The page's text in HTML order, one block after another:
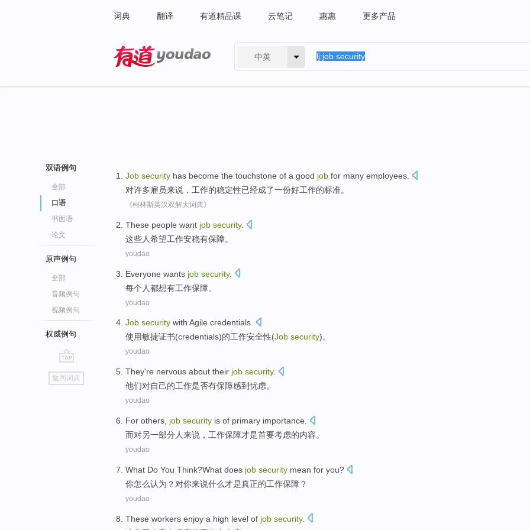
词典 翻译 有道精品课 云笔记 惠惠 更多产品
中英
双语例句
全部
口语
书面语
论文
原声例句
全部
音频例句
视频例句
权威例句
go
top
返回词典
Job security has become the touchstone of a good job for many employees
对许多雇员来说 ， 工作的稳定性已经成了一份好工作的标准。
《柯林斯英汉双解大词典》
These people want job security.
这些人希望工作安稳有保障。
youdao
Everyone wants job security.
每个人都想有工作保障。
youdao
Job security with Agile credentials.
使用敏捷证书(credentials)的工作安全性(Job security)。
youdao
They're nervous about their job security.
他们对自己的工作是否有保障感到忧虑。
youdao
For others job security is of primary importance
而对另一部分人来说 ， 工作保障才是首要考虑的内容。
youdao
What Do You Think?What does job security mean for you?
你怎么认为 ？ 对你来说什么才是真正的工作保障 ？
youdao
These workers enjoy a high level of job security.